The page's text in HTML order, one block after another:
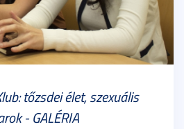
tőzsdei élet, szexuális
- GALÉRIA